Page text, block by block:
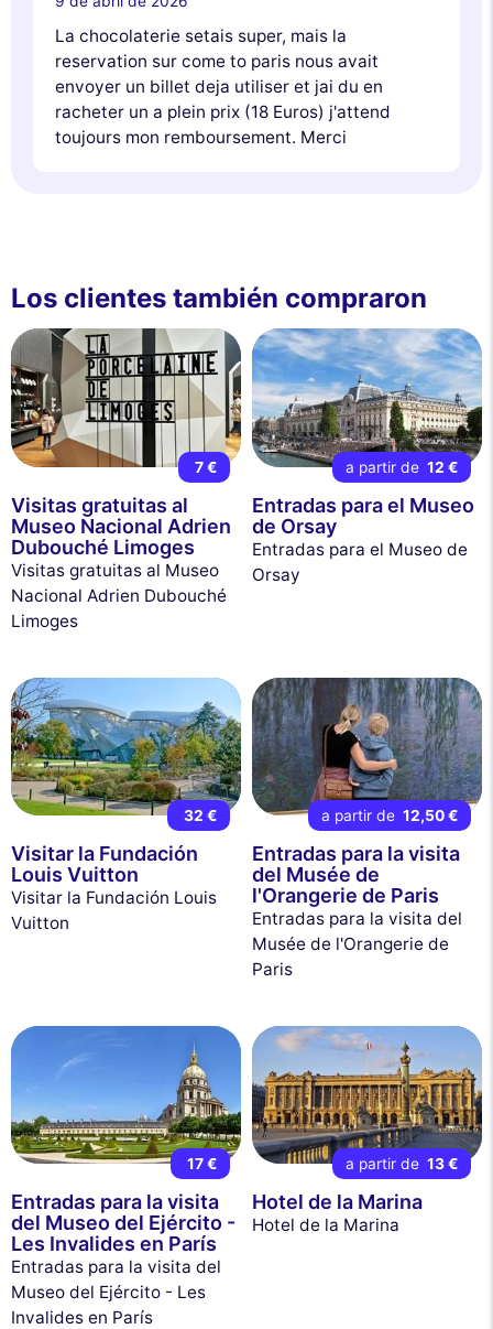
La chocolaterie setais super, mais la
reservation sur come to paris nous avait
envoyer un billet deja utiliser et jai du en
racheter un a plein prix (18 Euros) j'attend
toujours mon remboursement. Merci
Los clientes también compraron
7 €
Visitas gratuitas al
Museo Nacional Adrien
Dubouché Limoges
Visitas gratuitas al Museo
Nacional Adrien Dubouché
Limoges
a partir de 12 €
Entradas para el Museo
de Orsay
Entradas para el Museo de
Orsay
32 €
Visitar la Fundación
Louis Vuitton
Visitar la Fundación Louis
Vuitton
a partir de 12,50 €
Entradas para la visita
del Musée de
l'Orangerie de Paris
Entradas para la visita del
Musée de l'Orangerie de
Paris
17 €
Entradas para la visita
del Museo del Ejército -
Les Invalides en París
Entradas para la visita del
Museo del Ejército - Les
Invalides en París
a partir de 13 €
Hotel de la Marina
Hotel de la Marina